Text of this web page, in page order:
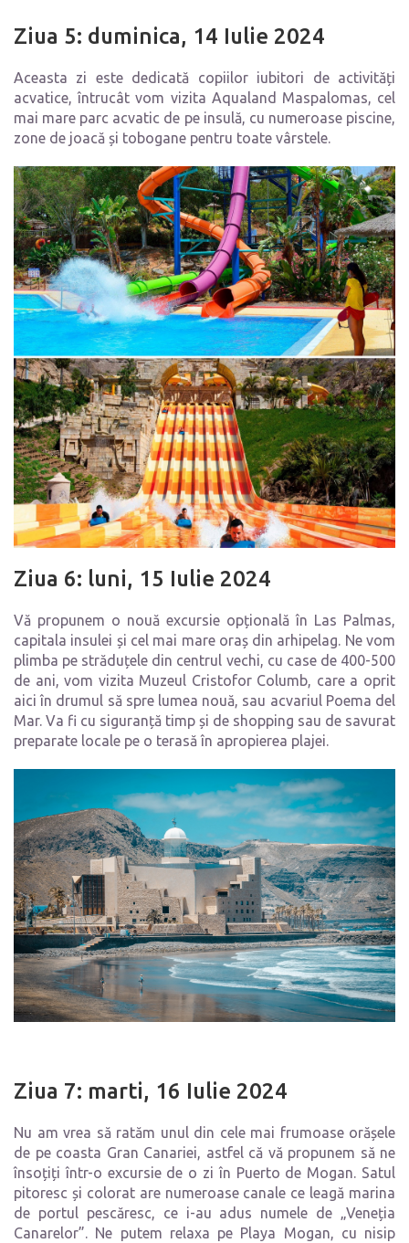
Ziua 5: duminica, 14 Iulie 2024
Aceasta zi este dedicată copiilor iubitori de activități
acvatice, întrucât vom vizita Aqualand Maspalomas, cel
mai mare parc acvatic de pe insulă, cu numeroase piscine,
zone de joacă și tobogane pentru toate vârstele.
Ziua 6: luni, 15 Iulie 2024
Vă propunem o nouă excursie opțională în Las Palmas,
capitala insulei și cel mai mare oraș din arhipelag. Ne vom
plimba pe străduțele din centrul vechi, cu case de 400-500
de ani, vom vizita Muzeul Cristofor Columb, care a oprit
aici în drumul să spre lumea nouă, sau acvariul Poema del
Mar. Va fi cu siguranță timp și de shopping sau de savurat
preparate locale pe o terasă în apropierea plajei.
Ziua 7: marti, 16 Iulie 2024
Nu am vrea să ratăm unul din cele mai frumoase orășele
de pe coasta Gran Canariei, astfel că vă propunem să ne
însoțiți într-o excursie de o zi în Puerto de Mogan. Satul
pitoresc și colorat are numeroase canale ce leagă marina
de portul pescăresc, ce i-au adus numele de „Veneția
Canarelor”. Ne putem relaxa pe Playa Mogan, cu nisip